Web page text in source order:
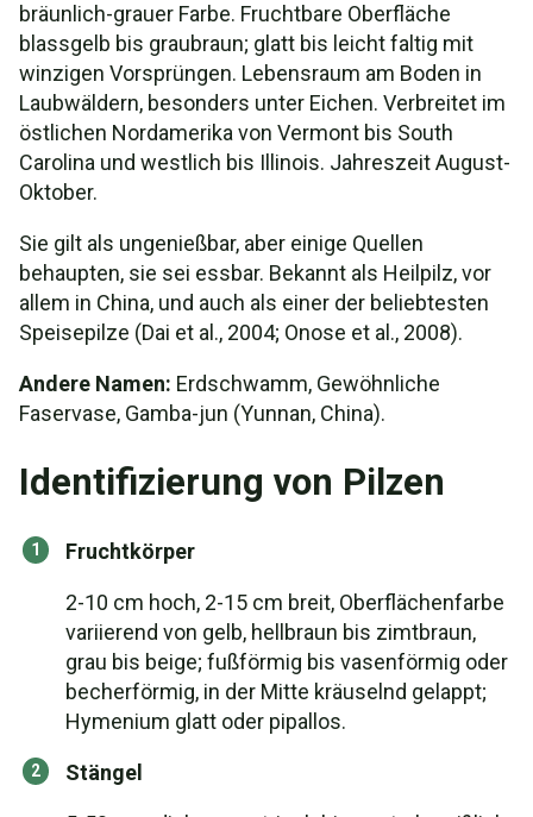
bräunlich-grauer Farbe. Fruchtbare Oberfläche
blassgelb bis graubraun; glatt bis leicht faltig mit
winzigen Vorsprüngen. Lebensraum am Boden in
Laubwäldern, besonders unter Eichen. Verbreitet im
östlichen Nordamerika von Vermont bis South
Carolina und westlich bis Illinois. Jahreszeit August-
Oktober.
Sie gilt als ungenießbar, aber einige Quellen
behaupten, sie sei essbar. Bekannt als Heilpilz, vor
allem in China, und auch als einer der beliebtesten
Speisepilze (Dai et al., 2004; Onose et al., 2008).
Andere Namen: Erdschwamm, Gewöhnliche
Faservase, Gamba-jun (Yunnan, China).
Identifizierung von Pilzen
Fruchtkörper
2-10 cm hoch, 2-15 cm breit, Oberflächenfarbe
variierend von gelb, hellbraun bis zimtbraun,
grau bis beige; fußförmig bis vasenförmig oder
becherförmig, in der Mitte kräuselnd gelappt;
Hymenium glatt oder pipallos.
Stängel